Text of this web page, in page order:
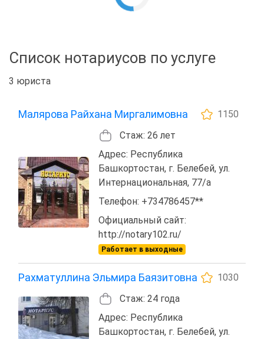
Список нотариусов по услуге
3 юриста
Малярова Райхана Миргалимовна
1150
Стаж: 26 лет
Адрес: Республика
Башкортостан, г. Белебей, ул.
Интернациональная, 77/а
Телефон: +734786457**
Официальный сайт:
http://notary102.ru/
Работает в выходные
Рахматуллина Эльмира Баязитовна
1030
Стаж: 24 года
Адрес: Республика
Башкортостан, г. Белебей, ул.